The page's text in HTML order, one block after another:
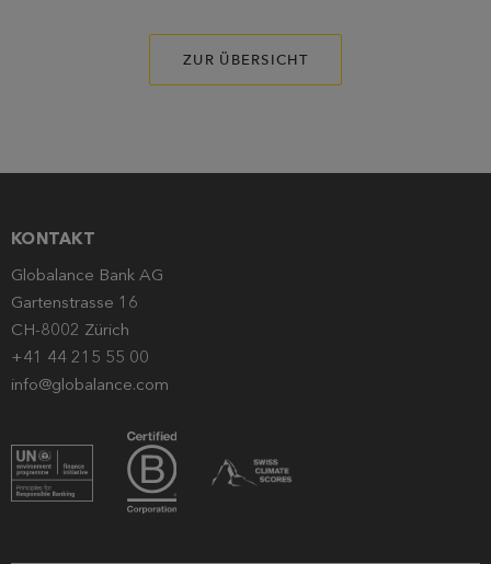
ZUR ÜBERSICHT
KONTAKT
Globalance Bank AG
Gartenstrasse 16
CH-8002 Zürich
+41 44 215 55 00
info@globalance.com